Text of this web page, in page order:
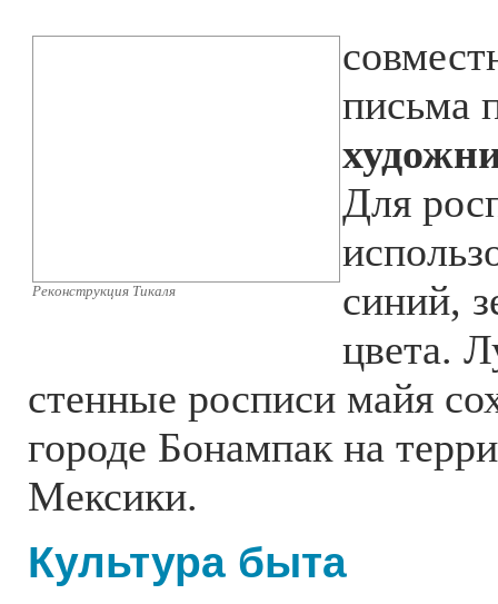
Реконструкция Тикаля
письма
Для
синий,
цвета.
стенные росписи майя
городе Бонампак на
Мексики.
Культура быта